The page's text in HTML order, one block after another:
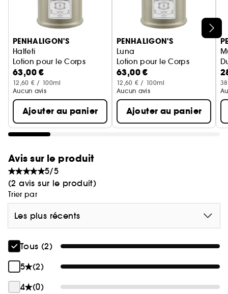
Ignorer le carrousel produits
PENHALIGON'S
Halfeti
Lotion pour le Corps
63,00 €
12,60 € / 100ml
Aucun avis
Ajouter au panier
PENHALIGON'S
Luna
Lotion pour le Corps
63,00 €
12,60 € / 100ml
Aucun avis
Ajouter au panier
Avis sur le produit
5/5
(2 avis sur le produit)
Trier par
Les plus récents
Tous (2)
5
(2)
4
(0)